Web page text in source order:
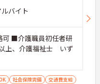
バイト
■介護職員初任者研
上、介護福祉士 いず
社会保険完備 交通費支給